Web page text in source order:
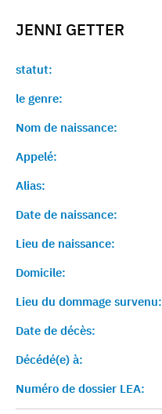
JENNI GETTER
statut:
le genre:
Nom de naissance:
Appelé:
Alias:
Date de naissance:
Lieu de naissance:
Domicile:
Lieu du dommage survenu:
Date de décès:
Décédé(e) à:
Numéro de dossier LEA: